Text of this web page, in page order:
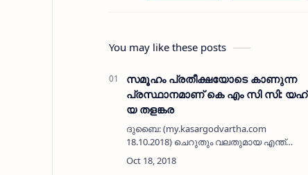
You may like these posts
സമൂഹം പ്രതീക്ഷയോടെ കാണുന്ന
പ്രസ്ഥാനമാണ് കെ എം സി സി: യഹ്
യ തളങ്കര
ദുബൈ: (my.kasargodvartha.com
18.10.2018) ചെറുതും വലതുമായ എന്ത്
ആവിശ്യങ്ങള്‍ ഉണ്ടായാലും സമൂഹം
പ്രതീക്ഷയോടെ ആദ്യം ഓടിയെത്തുന്ന